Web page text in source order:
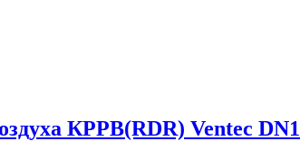
КРРВ(RDR) Ventec